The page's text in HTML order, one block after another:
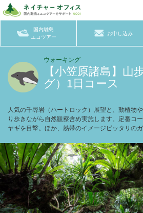
国内離島
エコツアー
お申し込み
ウォーキング
【小笠原諸島】山
グ）1日コース
人気の千尋岩（ハートロック）展望と、動植物
り歩きながら自然観察含め実施します。定番コ
ヤギを目撃。ほか、熱帯のイメージピッタリのガ